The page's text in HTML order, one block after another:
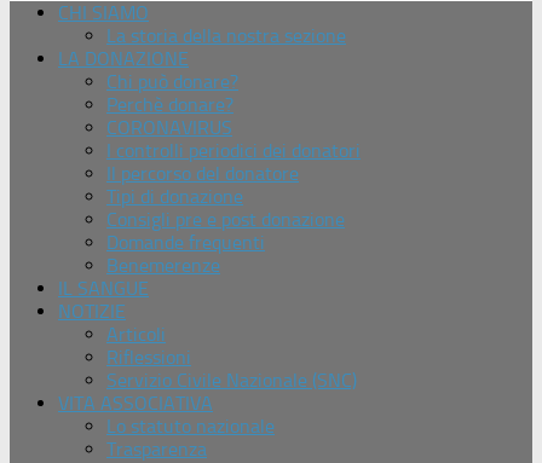
CHI SIAMO
La storia della nostra sezione
LA DONAZIONE
Chi può donare?
Perchè donare?
CORONAVIRUS
I controlli periodici dei donatori
Il percorso del donatore
Tipi di donazione
Consigli pre e post donazione
Domande frequenti
Benemerenze
IL SANGUE
NOTIZIE
Articoli
Riflessioni
Servizio Civile Nazionale (SNC)
VITA ASSOCIATIVA
Lo statuto nazionale
Trasparenza